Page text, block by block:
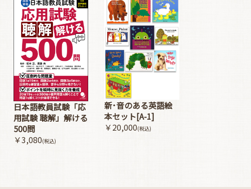
日本語教員試験「応
用試験 聴解」解ける
500問
￥3,080(税込)
新･音のある英語絵
本セット[A-1]
￥20,000(税込)